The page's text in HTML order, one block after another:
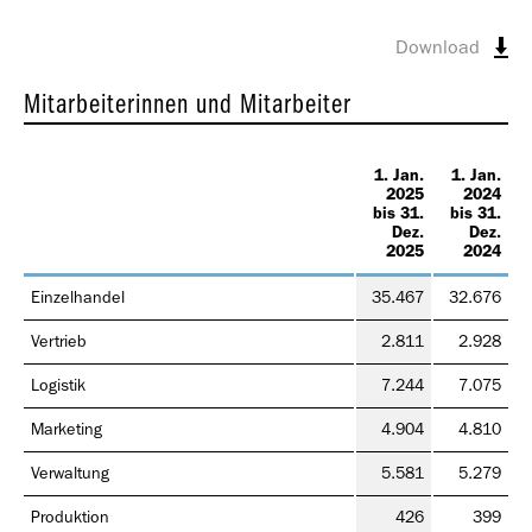
2020
Geschäfts­bericht
2019
Download
Mitarbeiterinnen und Mitarbeiter
1. Jan.
2025
bis 31.
Dez.
2025
1. Jan.
2024
bis 31.
Dez.
2024
Einzelhandel 35.467 32.676
Vertrieb 2.811 2.928
Logistik 7.244 7.075
Marketing 4.904 4.810
Verwaltung 5.581 5.279
Produktion 426 399